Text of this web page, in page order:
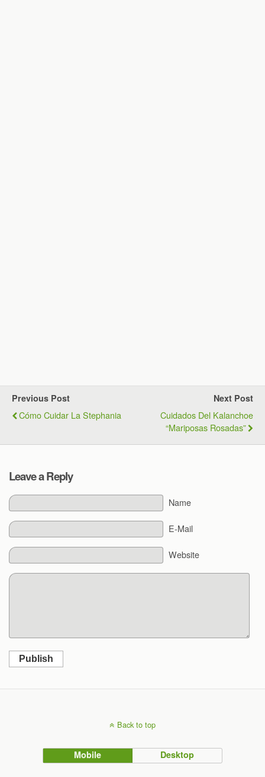
Previous Post
Cómo Cuidar La Stephania
Next Post
Cuidados Del Kalanchoe
“mariposas Rosadas”
Leave a Reply
Name
E-Mail
Website
Publish
Back to top
Mobile Desktop